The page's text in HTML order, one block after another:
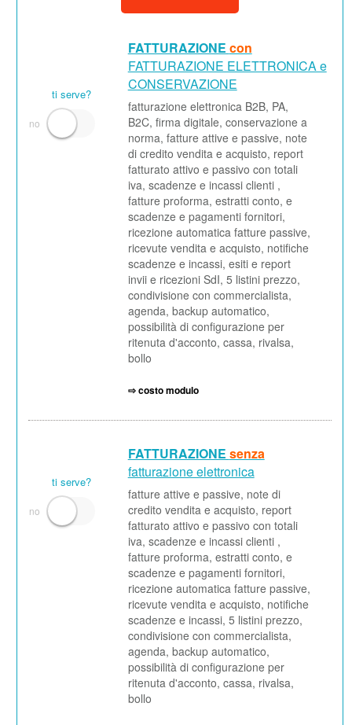
FATTURAZIONE con
FATTURAZIONE ELETTRONICA e
CONSERVAZIONE
ti serve?
fatturazione elettronica B2B, PA,
B2C, firma digitale, conservazione a
norma, fatture attive e passive, note
di credito vendita e acquisto, report
fatturato attivo e passivo con totali
iva, scadenze e incassi clienti ,
fatture proforma, estratti conto, e
scadenze e pagamenti fornitori,
ricezione automatica fatture passive,
ricevute vendita e acquisto, notifiche
scadenze e incassi, esiti e report
invii e ricezioni SdI, 5 listini prezzo,
condivisione con commercialista,
agenda, backup automatico,
possibilità di configurazione per
ritenuta d'acconto, cassa, rivalsa,
bollo
⇨ costo modulo
FATTURAZIONE senza
fatturazione elettronica
ti serve?
fatture attive e passive, note di
credito vendita e acquisto, report
fatturato attivo e passivo con totali
iva, scadenze e incassi clienti ,
fatture proforma, estratti conto, e
scadenze e pagamenti fornitori,
ricezione automatica fatture passive,
ricevute vendita e acquisto, notifiche
scadenze e incassi, 5 listini prezzo,
condivisione con commercialista,
agenda, backup automatico,
possibilità di configurazione per
ritenuta d'acconto, cassa, rivalsa,
bollo